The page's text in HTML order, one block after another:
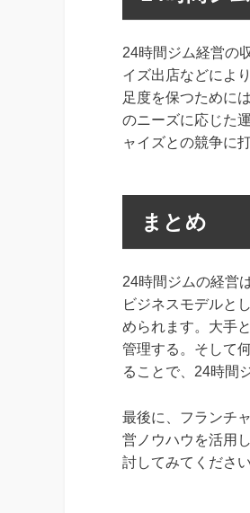
24時間ジム経営の
イズ出店などによ
足度を保つために
のニーズに応じた
ャイズとの競争に
まとめ
24時間ジムの経営
ビジネスモデルと
められます。大手
管理する。そして
ることで、24時間
最後に、フランチ
営ノウハウを活用
討してみてください